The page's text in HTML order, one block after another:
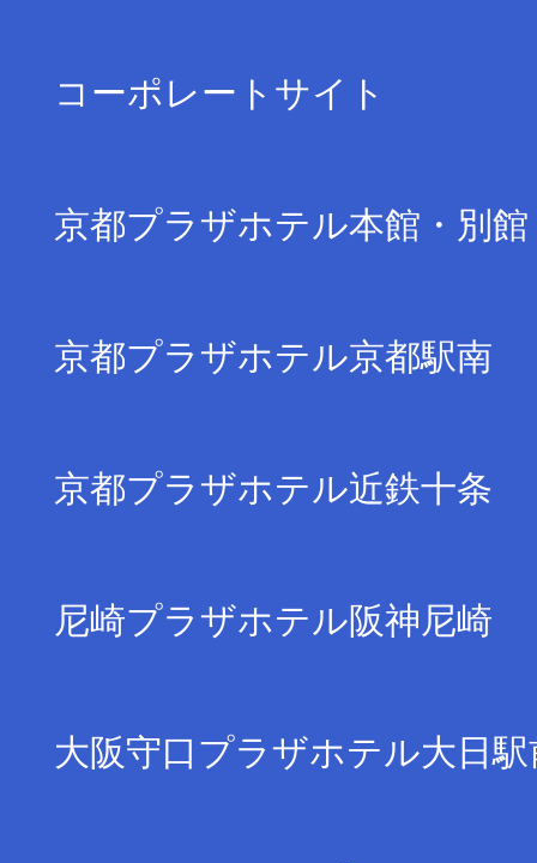
コーポレートサイト
京都プラザホテル本館・別館
京都プラザホテル京都駅南
京都プラザホテル近鉄十条
尼崎プラザホテル阪神尼崎
大阪守口プラザホテル大日駅